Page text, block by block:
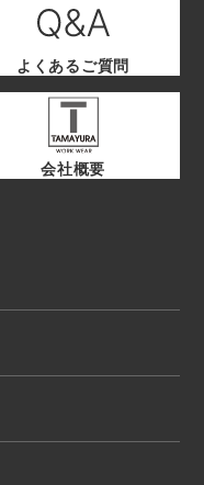
よくあるご質問
会社概要